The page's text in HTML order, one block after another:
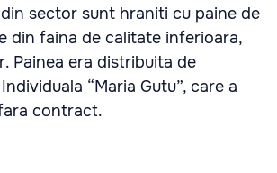
sector sunt hraniti cu paine de
din faina de calitate inferioara,
Painea era distribuita de
“Maria Gutu”, care a
contract.